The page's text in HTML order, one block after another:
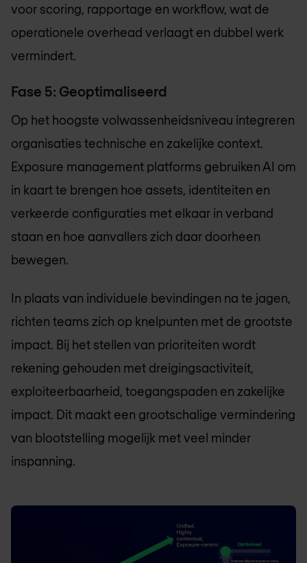
voor scoring, rapportage en workflow, wat de
operationele overhead verlaagt en dubbel werk
vermindert.
Fase 5: Geoptimaliseerd
Op het hoogste volwassenheidsniveau integreren
organisaties technische en zakelijke context.
Exposure management platforms gebruiken AI om
in kaart te brengen hoe assets, identiteiten en
verkeerde configuraties met elkaar in verband
staan en hoe aanvallers zich daar doorheen
bewegen.
In plaats van individuele bevindingen na te jagen,
richten teams zich op knelpunten met de grootste
impact. Bij het stellen van prioriteiten wordt
rekening gehouden met dreigingsactiviteit,
exploiteerbaarheid, toegangspaden en zakelijke
impact. Dit maakt een grootschalige vermindering
van blootstelling mogelijk met veel minder
inspanning.